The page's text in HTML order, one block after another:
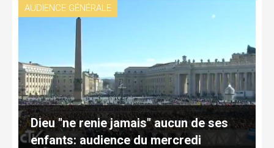
AUDIENCE GÉNÉRALE
Dieu "ne renie jamais" aucun de ses
enfants: audience du mercredi